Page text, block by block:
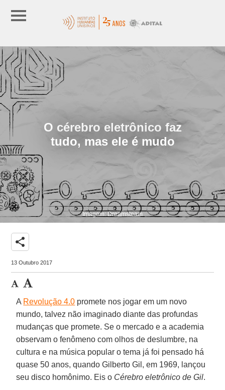
O cérebro eletrônico faz
tudo, mas ele é mudo
Imagem: Dreamsteam
share
13 Outubro 2017
A Revolução 4.0 promete nos jogar em um novo
mundo, talvez não imaginado diante das profundas
mudanças que promete. Se o mercado e a academia
observam o fenômeno com olhos de deslumbre, na
cultura e na música popular o tema já foi pensado há
quase 50 anos, quando Gilberto Gil, em 1969, lançou
seu disco homônimo. Eis o Cérebro eletrônico de Gil.